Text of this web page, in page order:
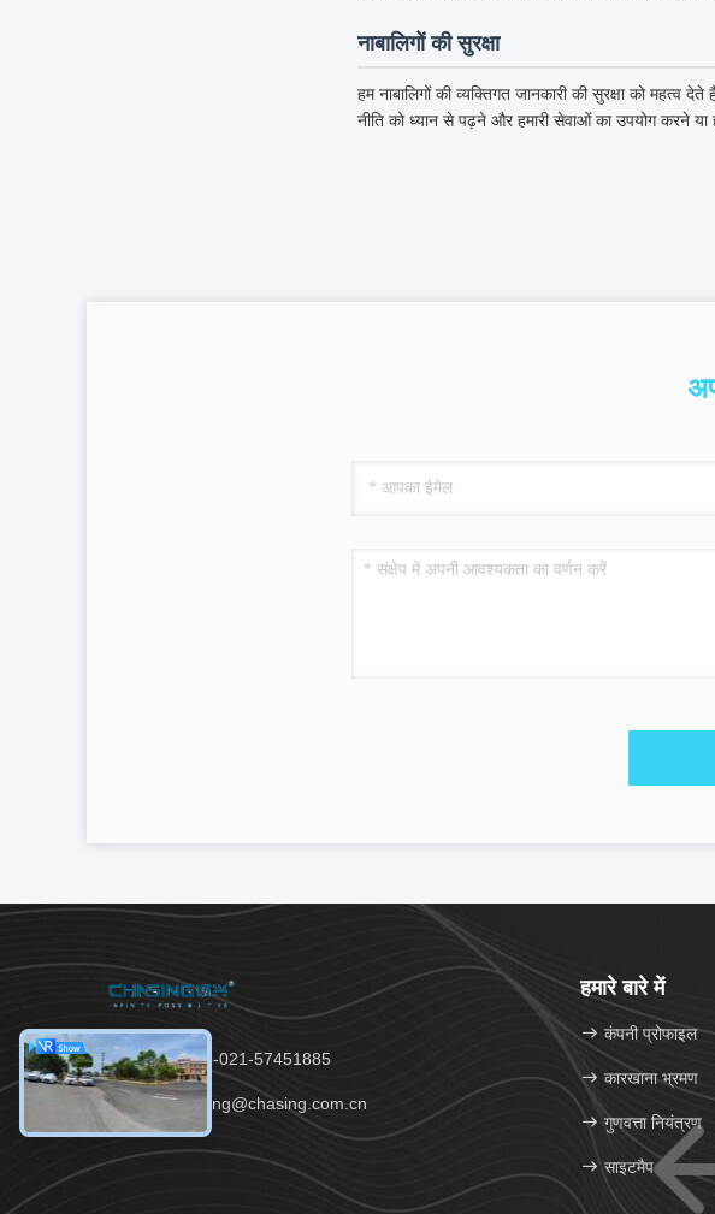
नाबालिगों की सुरक्षा
हम नाबालिगों की व्यक्तिगत जानकारी की सुरक्षा को
नीति को ध्यान से पढ़ने और हमारी सेवाओं का उपयोग करने
टेलीफोन：86-021-57451885
ईमेल：chasing@chasing.com.cn
हमारे बारे में
कंपनी प्रोफाइल
कारखाना भ्रमण
गुणवत्ता नियंत्रण
साइटमैप